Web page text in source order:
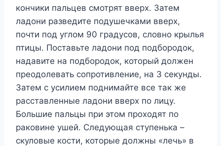
кончики пальцев смотрят вверх. Затем
ладони разведите подушечками вверх,
почти под углом 90 градусов, словно крылья
птицы. Поставьте ладони под подбородок,
надавите на подбородок, который должен
преодолевать сопротивление, на 3 секунды.
Затем с усилием поднимайте все так же
расставленные ладони вверх по лицу.
Большие пальцы при этом проходят по
раковине ушей. Следующая ступенька –
скуловые кости, которые должны «лечь» в